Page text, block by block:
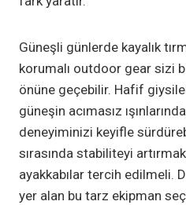
Güneşli günlerde kayalık
korumalı outdoor gear sizi
önüne geçebilir. Hafif
güneşin acımasız
deneyiminizi keyifle
sırasında stabiliteyi
ayakkabılar tercih edilmeli.
yer alan bu tarz ekipman